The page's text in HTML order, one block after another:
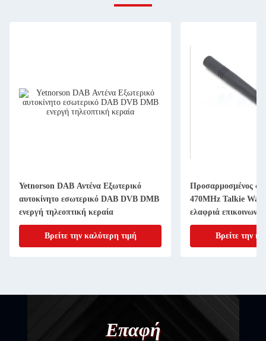
Yetnorson DAB Αντένα Εξωτερικό
αυτοκίνητο εσωτερικό DAB DVB DMB
ενεργή τηλεοπτική κεραία
Βρείτε την καλύτερη τιμή
Προσαρμοσμένος
470MHz Talkie
ελαφριά
Βρείτε την
Επαφή